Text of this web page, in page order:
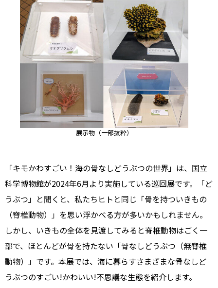
展示物（一部抜粋）
「キモかわすごい！海の骨なしどうぶつの世界」は、国立
科学博物館が2024年6月より実施している巡回展です。「ど
うぶつ」と聞くと、私たちヒトと同じ「骨を持ついきもの
（脊椎動物）」を思い浮かべる方が多いかもしれません。
しかし、いきもの全体を見渡してみると脊椎動物はごく一
部で、ほとんどが骨を持たない「骨なしどうぶつ（無脊椎
動物）」です。本展では、海に暮らすさまざまな骨なしど
うぶつのすごい!かわいい!不思議な生態を紹介します。